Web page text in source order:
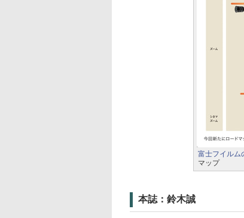
富士フイルム
マップ
本誌：鈴木誠